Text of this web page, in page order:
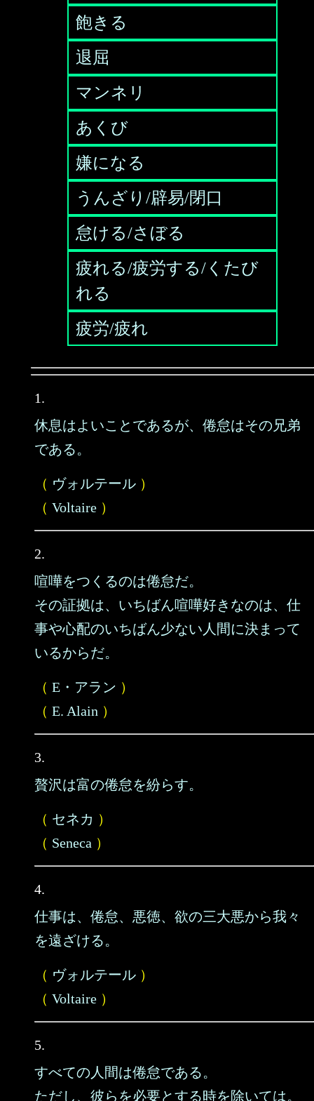
飽きる
退屈
マンネリ
あくび
嫌になる
うんざり/辟易/閉口
怠ける/さぼる
疲れる/疲労する/くたび
れる
疲労/疲れ
1.
休息はよいことであるが、倦怠はその兄弟
である。
（ ヴォルテール ）
（ Voltaire ）
2.
喧嘩をつくるのは倦怠だ。
その証拠は、いちばん喧嘩好きなのは、仕
事や心配のいちばん少ない人間に決まって
いるからだ。
（ E・アラン ）
（ E. Alain ）
3.
贅沢は富の倦怠を紛らす。
（ セネカ ）
（ Seneca ）
4.
仕事は、倦怠、悪徳、欲の三大悪から我々
を遠ざける。
（ ヴォルテール ）
（ Voltaire ）
5.
すべての人間は倦怠である。
ただし、彼らを必要とする時を除いては。